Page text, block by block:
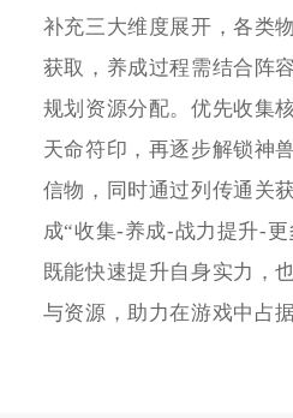
补充三大维度展开，各类
获取，养成过程需结合阵
规划资源分配。优先收集
天命符印，再逐步解锁神
信物，同时通过列传通关
成“收集-养成-战力提升-更
既能快速提升自身实力，
与资源，助力在游戏中占